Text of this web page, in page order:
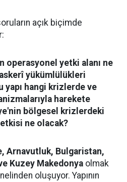
açık biçimde
operasyonel yetki alanı ne
yükümlülükleri
yapı hangi krizlerde ve
harekete
bölgesel krizlerdeki
ne olacak?
Arnavutluk, Bulgaristan,
Kuzey Makedonya olmak
oluşuyor. Yapının